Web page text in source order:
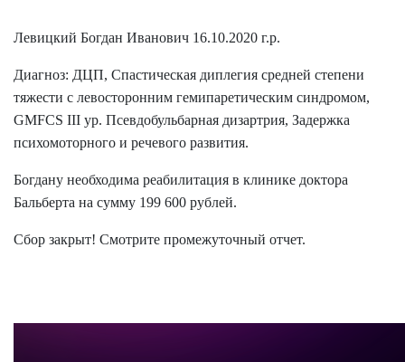
Левицкий Богдан Иванович 16.10.2020 г.р.
Диагноз: ДЦП, Спастическая диплегия средней степени
тяжести с левосторонним гемипаретическим синдромом,
GMFCS III ур. Псевдобульбарная дизартрия, Задержка
психомоторного и речевого развития.
Богдану необходима реабилитация в клинике доктора
Бальберта на сумму 199 600 рублей.
Сбор закрыт! Смотрите промежуточный отчет.